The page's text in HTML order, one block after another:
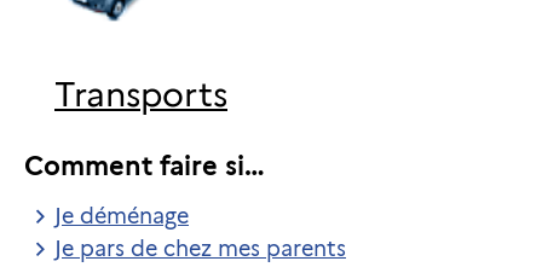
Transports
Comment faire si…
Je déménage
Je pars de chez mes parents